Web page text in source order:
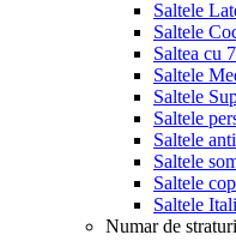
Saltele
Saltele
Saltea cu
Saltele
Saltele
Saltele
Saltele
Saltele
Saltele
Saltele
Numar de